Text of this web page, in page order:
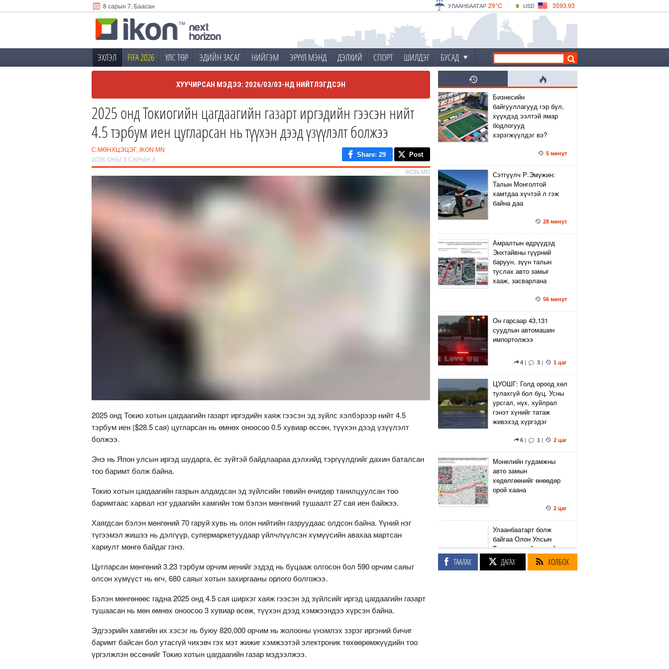
8 сарын 7, Баасан 29°C
УЛААНБААТАР
34°C
ДАРХАН
30°C
ЭРДЭНЭТ
USD 3593.93
4149.01
ЭХЛЭЛ FIFA 2026 УЛС ТӨР ЭДИЙН ЗАСАГ НИЙГЭМ ЭРҮҮЛ МЭНД ДЭЛХИЙ СПОРТ ШИЛДЭГ БУСАД
ХУУЧИРСАН МЭДЭЭ: 2026/03/03-НД НИЙТЛЭГДСЭН
2025 онд Токиогийн цагдаагийн газарт иргэдийн гээсэн нийт
4.5 тэрбум иен цугларсан нь түүхэн дээд үзүүлэлт болжээ
С.МӨНХЦЭЦЭГ, IKON.MN
2026 ОНЫ 3 САРЫН 3
Share: 29 Post
IKON.MN
2025 онд Токио хотын цагдаагийн газарт иргэдийн хаяж гээсэн эд зүйлс хэлбэрээр нийт 4.5
тэрбум иен ($28.5 сая) цугларсан нь өмнөх оноосоо 0.5 хувиар өссөн, түүхэн дээд үзүүлэлт
болжээ.
Энэ нь Япон улсын иргэд шударга, ёс зүйтэй байдлаараа дэлхийд тэргүүлдгийг дахин баталсан
тоо баримт болж байна.
Токио хотын цагдаагийн газрын алдагдсан эд зүйлсийн төвийн өчигдөр танилцуулсан тоо
баримтаас харвал нэг удаагийн хамгийн том бэлэн мөнгөний тушаалт 27 сая иен байжээ.
Хаягдсан бэлэн мөнгөний 70 гаруй хувь нь олон нийтийн газруудаас олдсон байна. Үүний нэг
түгээмэл жишээ нь дэлгүүр, супермаркетуудаар үйлчлүүлсэн хүмүүсийн авахаа мартсан
хариулт мөнгө байдаг гэнэ.
Цугларсан мөнгөний 3.23 тэрбум орчим иенийг эздэд нь буцааж олгосон бол 590 орчим саяыг
олсон хүмүүст нь өгч, 680 саяыг хотын захиргааны орлого болгожээ.
Бэлэн мөнгөнөөс гадна 2025 онд 4.5 сая ширхэг хаяж гээсэн эд зүйлсийг иргэд цагдаагийн газарт
тушаасан нь мөн өмнөх оноосоо 3 хувиар өсөж, түүхэн дээд хэмжээндээ хүрсэн байна.
Эдгээрийн хамгийн их хэсэг нь буюу 820,000 орчим нь жолооны үнэмлэх зэрэг иргэний бичиг
баримт байсан бол утасгүй чихэвч гэх мэт жижиг хэмжээтэй электроник төхөөрөмжүүдийн тоо
үргэлжлэн өссөнийг Токио хотын цагдаагийн газар мэдээлжээ.
Бизнесийн
байгууллагууд гэр бүл,
хүүхдэд ээлтэй ямар
бодлогууд
хэрэгжүүлдэг вэ?
5 минут
Сэтгүүлч Р.Эмүжин:
Талын Монголтой
хамтдаа хүчтэй л гэж
байна даа
28 минут
Амралтын өдрүүдэд
Энхтайвны гүүрний
баруун, зүүн талын
туслах авто замыг
хааж, засварлана
56 минут
Он гарсаар 43,131
суудлын автомашин
импортолжээ
4 | 3 | 1 цаг
ЦУОШГ: Голд ороод хөл
тулахгүй бол буц. Усны
урсгал, нүх, хуйлрал
гэнэт хүнийг татаж
живэхэд хүргэдэг
6 | 1 | 2 цаг
Монелийн гудамжны
авто замын
хөдөлгөөнийг өнөөдөр
орой хаана
2 цаг
Улаанбаатарт болж
байгаа Олон Улсын
Таеквондогийн тивийн
аваргаас Монголын баг
37 медаль хүртээд
ТААЛАХ ДАГАХ ХОЛБОХ